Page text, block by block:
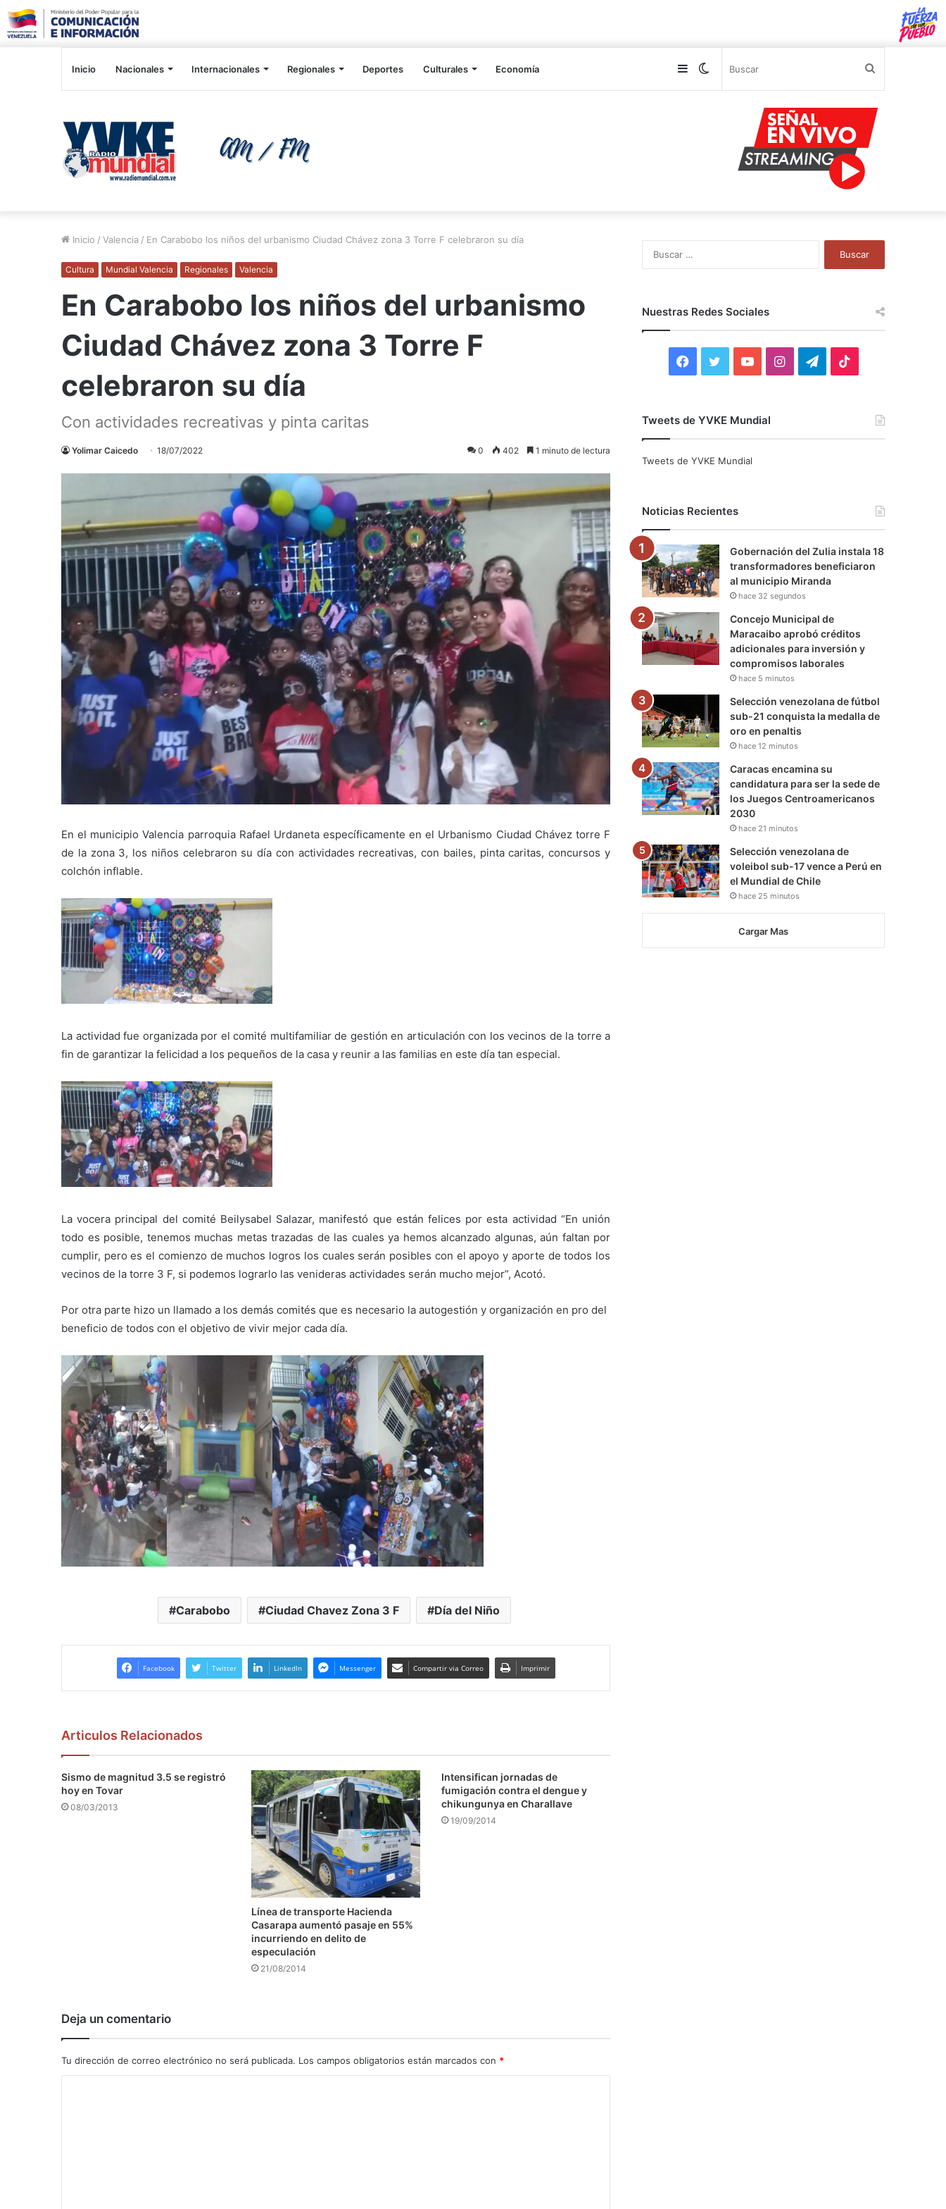
Inicio Nacionales Internacionales Regionales Deportes Culturales Economía Switch
Sidebar
Inicio / Valencia / En Carabobo los niños del urbanismo Ciudad Chávez zona 3 Torre F celebraron su día
Cultura Mundial Valencia Regionales Valencia
En Carabobo los niños del urbanismo
Ciudad Chávez zona 3 Torre F
celebraron su día
Con actividades recreativas y pinta caritas
Yolimar Caicedo 18/07/2022 0 402 1 minuto de lectura
En el municipio Valencia parroquia Rafael Urdaneta específicamente en el Urbanismo Ciudad Chávez torre F
de la zona 3, los niños celebraron su día con actividades recreativas, con bailes, pinta caritas, concursos y
colchón inflable.
La actividad fue organizada por el comité multifamiliar de gestión en articulación con los vecinos de la torre a
fin de garantizar la felicidad a los pequeños de la casa y reunir a las familias en este día tan especial.
La vocera principal del comité Beilysabel Salazar, manifestó que están felices por esta actividad “En unión
todo es posible, tenemos muchas metas trazadas de las cuales ya hemos alcanzado algunas, aún faltan por
cumplir, pero es el comienzo de muchos logros los cuales serán posibles con el apoyo y aporte de todos los
vecinos de la torre 3 F, si podemos lograrlo las venideras actividades serán mucho mejor”, Acotó.
Por otra parte hizo un llamado a los demás comités que es necesario la autogestión y organización en pro del
beneficio de todos con el objetivo de vivir mejor cada día.
Carabobo Ciudad Chavez Zona 3 F Día del Niño
Facebook Twitter LinkedIn Messenger Compartir via Correo Imprimir
Articulos Relacionados
Sismo de magnitud 3.5 se registró
hoy en Tovar
08/03/2013
Línea de transporte Hacienda
Casarapa aumentó pasaje en 55%
incurriendo en delito de
especulación
21/08/2014
Intensifican jornadas de
fumigación contra el dengue y
chikungunya en Charallave
19/09/2014
Deja un comentario
Tu dirección de correo electrónico no será publicada. Los campos obligatorios están marcados con *
Nuestras Redes Sociales
F
c
o
k
i
r
Y
u
e
I
r
a
m
T
a
m
Tweets de YVKE Mundial
Tweets de YVKE Mundial
Noticias Recientes
Gobernación del Zulia instala 18
transformadores beneficiaron
al municipio Miranda
hace 32 segundos
Concejo Municipal de
Maracaibo aprobó créditos
adicionales para inversión y
compromisos laborales
hace 5 minutos
Selección venezolana de fútbol
sub-21 conquista la medalla de
oro en penaltis
hace 12 minutos
Caracas encamina su
candidatura para ser la sede de
los Juegos Centroamericanos
2030
hace 21 minutos
Selección venezolana de
voleibol sub-17 vence a Perú en
el Mundial de Chile
hace 25 minutos
Cargar Mas